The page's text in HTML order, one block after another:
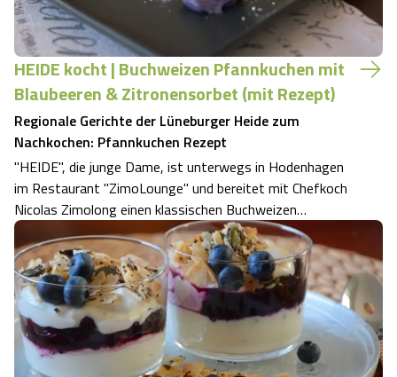
HEIDE kocht | Buchweizen Pfannkuchen mit
Blaubeeren & Zitronensorbet (mit Rezept)
Regionale Gerichte der Lüneburger Heide zum
Nachkochen: Pfannkuchen Rezept
"HEIDE", die junge Dame, ist unterwegs in Hodenhagen
im Restaurant "ZimoLounge" und bereitet mit Chefkoch
Nicolas Zimolong einen klassischen Buchweizen
Pfannkuchen mit Blaubeeren und Zitronensorbet zu. Bei
der Verarbeitung von Buchweizen muss man einiges
beachten, das erzählt sie im Video. Ein für …